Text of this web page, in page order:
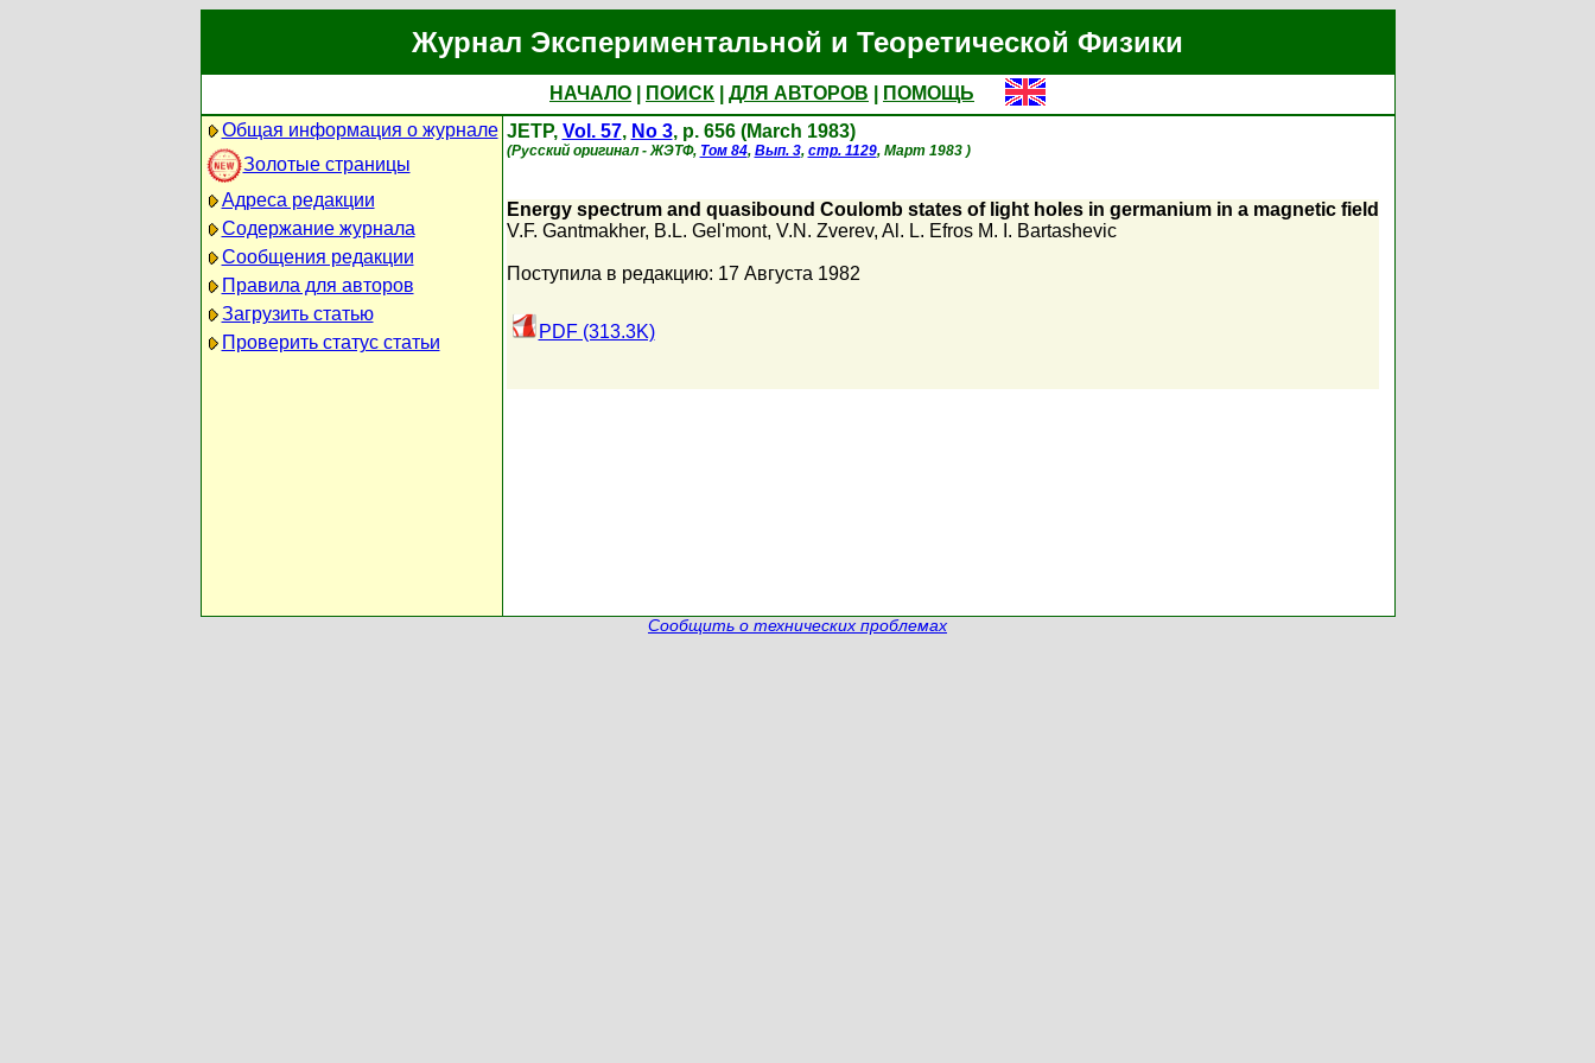
Журнал Экспериментальной и Теоретической Физики
НАЧАЛО ПОИСК ДЛЯ АВТОРОВ
ПОМОЩЬ
Общая информация о журнале
Золотые страницы
Адреса редакции
Содержание журнала
Сообщения редакции
Правила для авторов
Загрузить статью
Проверить статус статьи
JETP, Vol. 57, No 3, p. 656 (March 1983)
(Русский оригинал - ЖЭТФ, Том 84, Вып. 3, стр. 1129, Март 1983 )
Energy spectrum and quasibound Coulomb states of light holes in germanium in a magnetic field
V.F. Gantmakher, B.L. Gel'mont, V.N. Zverev, Al. L. Efros M. I. Bartashevic
Поступила в редакцию: 17 Августа 1982
PDF (313.3K)
Сообщить о технических проблемах